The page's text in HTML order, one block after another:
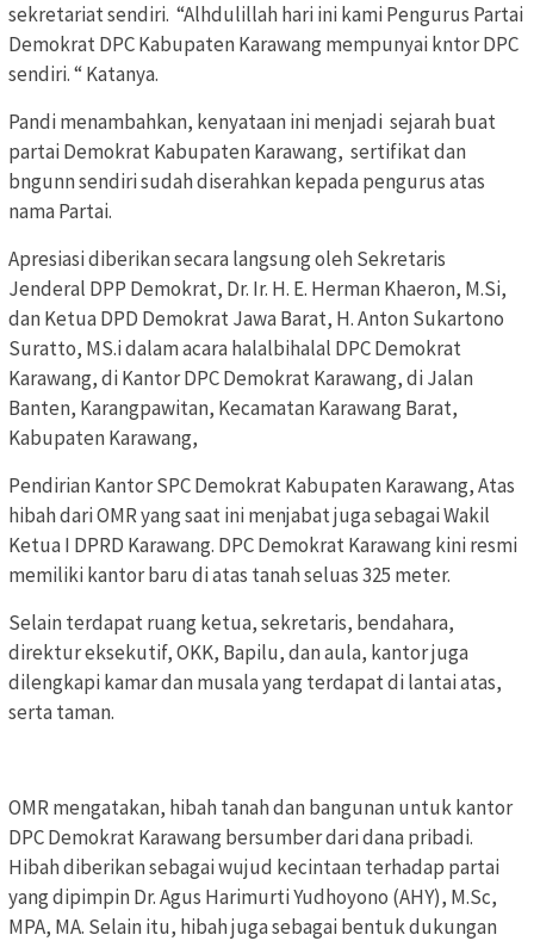
sekretariat sendiri. “Alhdulillah hari ini kami Pengurus Partai
Demokrat DPC Kabupaten Karawang mempunyai kntor DPC
sendiri. “ Katanya.
Pandi menambahkan, kenyataan ini menjadi sejarah buat
partai Demokrat Kabupaten Karawang, sertifikat dan
bngunn sendiri sudah diserahkan kepada pengurus atas
nama Partai.
Apresiasi diberikan secara langsung oleh Sekretaris
Jenderal DPP Demokrat, Dr. Ir. H. E. Herman Khaeron, M.Si,
dan Ketua DPD Demokrat Jawa Barat, H. Anton Sukartono
Suratto, MS.i dalam acara halalbihalal DPC Demokrat
Karawang, di Kantor DPC Demokrat Karawang, di Jalan
Banten, Karangpawitan, Kecamatan Karawang Barat,
Kabupaten Karawang,
Pendirian Kantor SPC Demokrat Kabupaten Karawang, Atas
hibah dari OMR yang saat ini menjabat juga sebagai Wakil
Ketua I DPRD Karawang. DPC Demokrat Karawang kini resmi
memiliki kantor baru di atas tanah seluas 325 meter.
Selain terdapat ruang ketua, sekretaris, bendahara,
direktur eksekutif, OKK, Bapilu, dan aula, kantor juga
dilengkapi kamar dan musala yang terdapat di lantai atas,
serta taman.
‎OMR mengatakan, hibah tanah dan bangunan untuk kantor
DPC Demokrat Karawang bersumber dari dana pribadi.
Hibah diberikan sebagai wujud kecintaan terhadap partai
yang dipimpin Dr. Agus Harimurti Yudhoyono (AHY), M.Sc,
MPA, MA. Selain itu, hibah juga sebagai bentuk dukungan